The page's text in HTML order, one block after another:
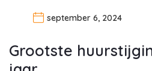
september 6, 2024
Grootste